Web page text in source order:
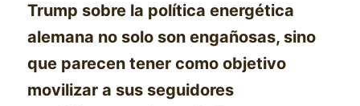
Trump sobre la política energética
alemana no solo son engañosas, sino
que parecen tener como objetivo
movilizar a sus seguidores